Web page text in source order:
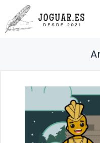
Saltar
al
contenido